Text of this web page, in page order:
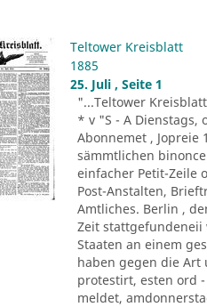
Teltower Kreisblatt
1885
25. Juli , Seite 1
"...Teltower
* v "S - A Dienstags,
Abonnemet , Jopreie
sämmtlichen
einfacher Petit-Zeile
Post-Anstalten,
Amtliches. Berlin ,
Zeit stattgefundeneii
Staaten an einem
haben gegen die Art
protestirt, esten ord
meldet,